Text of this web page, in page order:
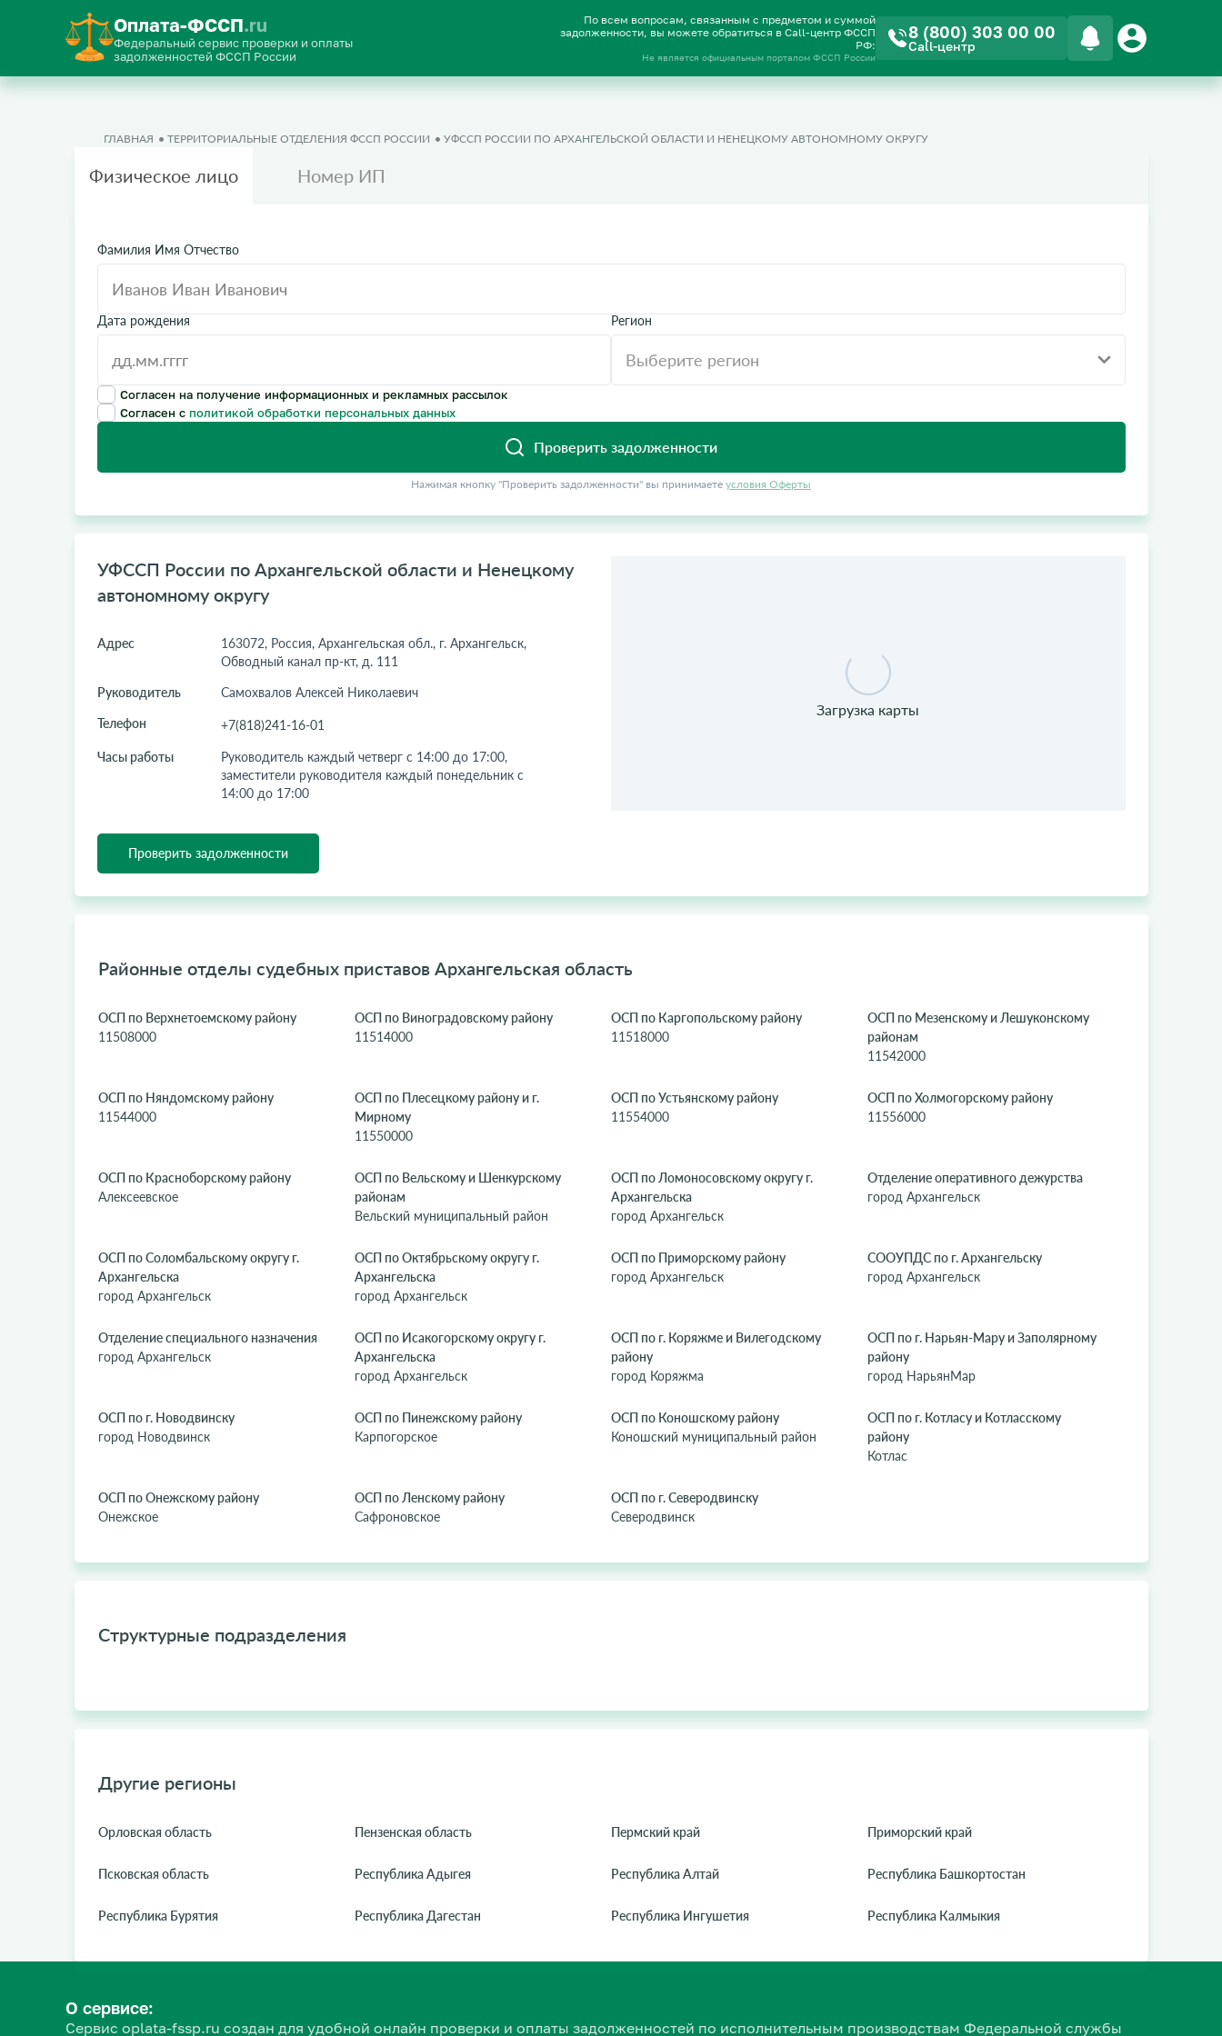
Оплата-ФССП.ru
Федеральный сервис проверки и оплаты
задолженностей ФССП России
По всем вопросам, связанным с предметом и суммой
задолженности, вы можете обратиться в Call-центр ФССП
РФ:
Не является официальным порталом ФССП России
8 (800) 303 00 00
Call-центр
ГЛАВНАЯ ТЕРРИТОРИАЛЬНЫЕ ОТДЕЛЕНИЯ ФССП РОССИИ УФССП РОССИИ ПО АРХАНГЕЛЬСКОЙ ОБЛАСТИ И НЕНЕЦКОМУ АВТОНОМНОМУ ОКРУГУ
Физическое лицо Номер ИП
Фамилия Имя Отчество
Дата рождения Регион
Согласен на получение информационных и рекламных рассылок
Согласен с политикой обработки персональных данных
Проверить задолженности
Нажимая кнопку "Проверить задолженности" вы принимаете условия Оферты
УФССП России по Архангельской области и Ненецкому
автономному округу
Адрес
163072, Россия, Архангельская обл., г. Архангельск,
Обводный канал пр-кт, д. 111
Руководитель
Самохвалов Алексей Николаевич
Телефон
+7(818)241-16-01
Часы работы
Руководитель каждый четверг с 14:00 до 17:00,
заместители руководителя каждый понедельник с
14:00 до 17:00
Проверить задолженности
Районные отделы судебных приставов Архангельская область
ОСП по Верхнетоемскому району
11508000
ОСП по Виноградовскому району
11514000
ОСП по Каргопольскому району
11518000
ОСП по Мезенскому и Лешуконскому
районам
11542000
ОСП по Няндомскому району
11544000
ОСП по Плесецкому району и г.
Мирному
11550000
ОСП по Устьянскому району
11554000
ОСП по Холмогорскому району
11556000
ОСП по Красноборскому району
Алексеевское
ОСП по Вельскому и Шенкурскому
районам
Вельский муниципальный район
ОСП по Ломоносовскому округу г.
Архангельска
город Архангельск
Отделение оперативного дежурства
город Архангельск
ОСП по Соломбальскому округу г.
Архангельска
город Архангельск
ОСП по Октябрьскому округу г.
Архангельска
город Архангельск
ОСП по Приморскому району
город Архангельск
СООУПДС по г. Архангельску
город Архангельск
Отделение специального назначения
город Архангельск
ОСП по Исакогорскому округу г.
Архангельска
город Архангельск
ОСП по г. Коряжме и Вилегодскому
району
город Коряжма
ОСП по г. Нарьян-Мару и Заполярному
району
город НарьянМар
ОСП по г. Новодвинску
город Новодвинск
ОСП по Пинежскому району
Карпогорское
ОСП по Коношскому району
Коношский муниципальный район
ОСП по г. Котласу и Котласскому
району
Котлас
ОСП по Онежскому району
Онежское
ОСП по Ленскому району
Сафроновское
ОСП по г. Северодвинску
Северодвинск
Структурные подразделения
Другие регионы
Орловская область Пензенская область Пермский край Приморский край
Псковская область Республика Адыгея Республика Алтай Республика Башкортостан
Республика Бурятия Республика Дагестан Республика Ингушетия Республика Калмыкия
О сервисе:
Сервис oplata-fssp.ru создан для удобной онлайн проверки и оплаты задолженностей по исполнительным производствам Федеральной службы